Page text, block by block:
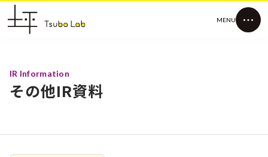
MENU
IR Information
その他IR資料